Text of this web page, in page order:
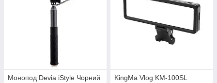
Монопод Devia iStyle Чорний
KingMa Vlog KM-100SL